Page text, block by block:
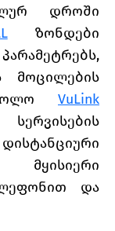
დროში
ზონდები
მოცილების
VuLink
სერვისების
მყისიერი
და